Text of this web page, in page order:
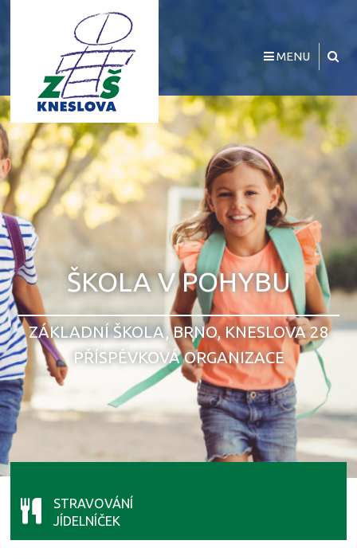
MENU
ŠKOLA V POHYBU
ZÁKLADNÍ ŠKOLA, BRNO, KNESLOVA 28
PŘÍSPĚVKOVÁ ORGANIZACE
STRAVOVÁNÍ
JÍDELNÍČEK